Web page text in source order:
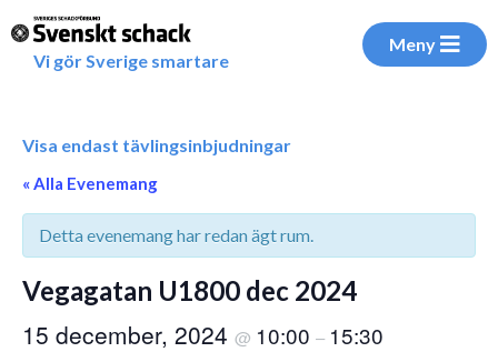
Vi gör Sverige smartare
Meny
Visa endast tävlingsinbjudningar
« Alla Evenemang
Detta evenemang har redan ägt rum.
Vegagatan U1800 dec 2024
15 december, 2024 @ 10:00 – 15:30